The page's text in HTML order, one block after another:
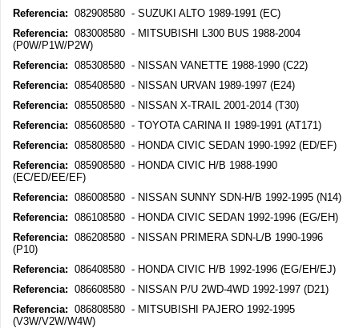
Referencia: 082908580 - SUZUKI ALTO 1989-1991 (EC)
Referencia: 083008580 - MITSUBISHI L300 BUS 1988-2004
(P0W/P1W/P2W)
Referencia: 085308580 - NISSAN VANETTE 1988-1990 (C22)
Referencia: 085408580 - NISSAN URVAN 1989-1997 (E24)
Referencia: 085508580 - NISSAN X-TRAIL 2001-2014 (T30)
Referencia: 085608580 - TOYOTA CARINA II 1989-1991 (AT171)
Referencia: 085808580 - HONDA CIVIC SEDAN 1990-1992 (ED/EF)
Referencia: 085908580 - HONDA CIVIC H/B 1988-1990
(EC/ED/EE/EF)
Referencia: 086008580 - NISSAN SUNNY SDN-H/B 1992-1995 (N14)
Referencia: 086108580 - HONDA CIVIC SEDAN 1992-1996 (EG/EH)
Referencia: 086208580 - NISSAN PRIMERA SDN-L/B 1990-1996
(P10)
Referencia: 086408580 - HONDA CIVIC H/B 1992-1996 (EG/EH/EJ)
Referencia: 086608580 - NISSAN P/U 2WD-4WD 1992-1997 (D21)
Referencia: 086808580 - MITSUBISHI PAJERO 1992-1995
(V3W/V2W/W4W)